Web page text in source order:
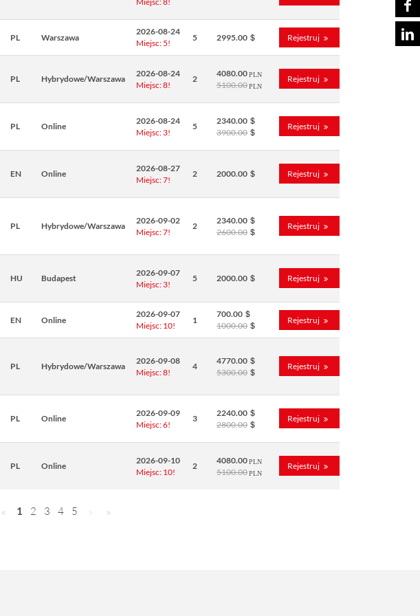
PL Warszawa
2026-08-24
Miejsc: 5!
5 2995.00 Rejestruj
PL Hybrydowe/Warszawa
2026-08-24
Miejsc: 8!
2
4080.00
5100.00
Rejestruj
PL Online
2026-08-24
Miejsc: 3!
5
2340.00
3900.00
Rejestruj
EN Online
2026-08-27
Miejsc: 7!
2 2000.00 Rejestruj
PL Hybrydowe/Warszawa
2026-09-02
Miejsc: 7!
2
2340.00
2600.00
Rejestruj
HU Budapest
2026-09-07
Miejsc: 3!
5 2000.00 Rejestruj
EN Online
2026-09-07
Miejsc: 10!
1
700.00
1000.00
Rejestruj
PL Hybrydowe/Warszawa
2026-09-08
Miejsc: 8!
4
4770.00
5300.00
Rejestruj
PL Online
2026-09-09
Miejsc: 6!
3
2240.00
2800.00
Rejestruj
PL Online
2026-09-10
Miejsc: 10!
2
4080.00
5100.00
Rejestruj
1 2 3 4 5